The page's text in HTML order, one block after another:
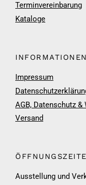
Terminvereinbarung
Kataloge
INFORMATIONEN
Impressum
AGB, Datenschutz
Versand
Ausstellung und